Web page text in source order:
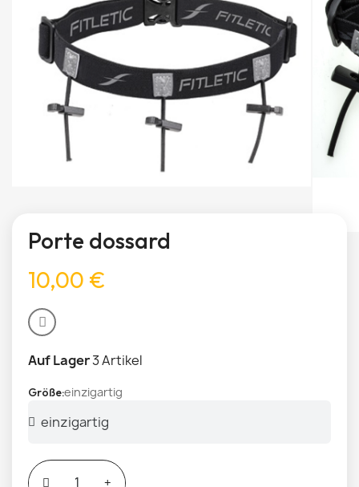
Porte dossard
10,00 €
Auf Lager3 Artikel
Größeeinzigartig